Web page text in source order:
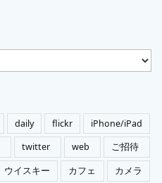
daily flickr
iPhone/iPad
twitter web
ご招待
ウイスキー カフェ
カメラ